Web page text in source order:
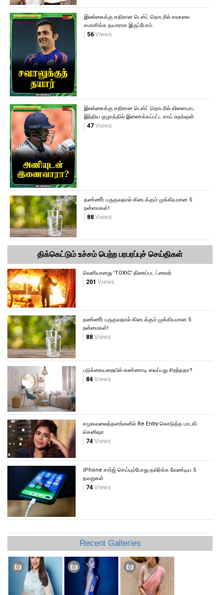
இலங்கைக்கு எதிரான டெஸ்ட் தொடரில் சவாலை
சமாளிக்க தயாராக இருப்போம்.
56Views
இலங்கைக்கு எதிரான டெஸ்ட் தொடரில் விளையாட
இந்திய குழாத்தில் இணைக்கப்பட்ட சாய் சுதர்ஷன்
47Views
தண்ணீர் பருகுவதால் கிடைக்கும் முக்கியமான 5
நன்மைகள்!
88Views
திக்கெட்டும் உச்சம் பெற்ற பரபரப்புச் செய்திகள்
வெளியானது 'TOXIC' திரைப்பட ட்ரைலர்.
201 Views
தண்ணீர் பருகுவதால் கிடைக்கும் முக்கியமான 5
நன்மைகள்!
88 Views
படுக்கையறையில் கண்ணாடி வைப்பது சிறந்ததா?
84 Views
சமூகவலைத்தளங்களில் Re Entry கொடுத்த பாடகி
கெனிஷா
74 Views
iPhone சார்ஜ் செய்யும்போது தவிர்க்க வேண்டிய 5
தவறுகள்
74 Views
Recent Galleries